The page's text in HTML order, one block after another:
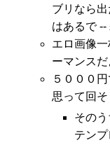
ブリなら
はあるで --
エロ画像
ーマンス
５０００
思って回そ
その
テンプ